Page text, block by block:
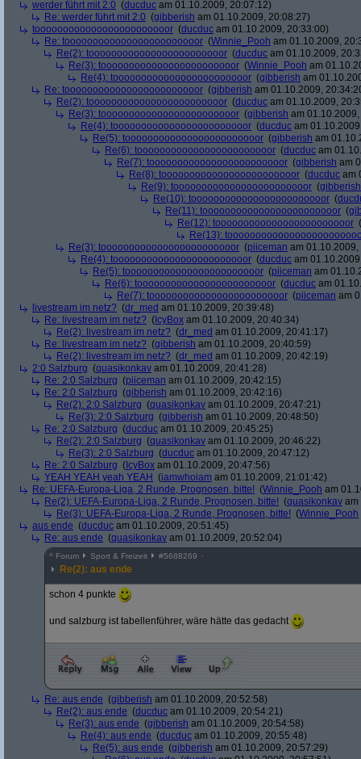
werder führt mit 2:0 (ducduc am 01.10.2009, 20:07:12)
Re: werder führt mit 2:0 (gibberish am 01.10.2009, 20:08:27)
toooooooooooooooooooooooor (ducduc am 01.10.2009, 20:33:00)
Re: toooooooooooooooooooooooor (Winnie_Pooh am 01.10.2009,
Re(2): toooooooooooooooooooooooor (ducduc am 01.10.2009,
Re(3): toooooooooooooooooooooooor (Winnie_Pooh am
Re(4): toooooooooooooooooooooooor (gibberish am
Re: toooooooooooooooooooooooor (gibberish am 01.10.2009,
Re(2): toooooooooooooooooooooooor (ducduc am 01.10.2009,
Re(3): toooooooooooooooooooooooor (gibberish am
Re(4): toooooooooooooooooooooooor (ducduc am
Re(5): toooooooooooooooooooooooor (gibberish am
Re(6): toooooooooooooooooooooooor (ducduc am
Re(7): toooooooooooooooooooooooor (gibberish am
Re(8): toooooooooooooooooooooooor (ducduc am
Re(9): toooooooooooooooooooooooor (gibberish
Re(10): toooooooooooooooooooooooor (
Re(11): toooooooooooooooooooooooor (
Re(12): toooooooooooooooooooooooor (
Re(13):
Re(3): toooooooooooooooooooooooor (piiceman am
Re(4): toooooooooooooooooooooooor (ducduc am
Re(5): toooooooooooooooooooooooor (piiceman am
Re(6): toooooooooooooooooooooooor (ducduc am
Re(7): toooooooooooooooooooooooor (piiceman am
livestream im netz? (dr_med am 01.10.2009, 20:39:48)
Re: livestream im netz? ( IcyBox am 01.10.2009, 20:40:34)
Re(2): livestream im netz? (dr_med am 01.10.2009, 20:41:17)
Re: livestream im netz? (gibberish am 01.10.2009, 20:40:59)
Re(2): livestream im netz? (dr_med am 01.10.2009, 20:42:19)
2:0 Salzburg (quasikonkav am 01.10.2009, 20:41:28)
Re: 2:0 Salzburg (piiceman am 01.10.2009, 20:42:15)
Re: 2:0 Salzburg (gibberish am 01.10.2009, 20:42:16)
Re(2): 2:0 Salzburg (quasikonkav am 01.10.2009, 20:47:21)
Re(3): 2:0 Salzburg (gibberish am 01.10.2009, 20:48:50)
Re: 2:0 Salzburg (ducduc am 01.10.2009, 20:45:25)
Re(2): 2:0 Salzburg (quasikonkav am 01.10.2009, 20:46:22)
Re(3): 2:0 Salzburg (ducduc am 01.10.2009, 20:47:12)
Re: 2:0 Salzburg ( IcyBox am 01.10.2009, 20:47:56)
YEAH YEAH yeah YEAH (iamwhoiam am 01.10.2009, 21:01:42)
Re: UEFA-Europa-Liga, 2 Runde, Prognosen, bitte! (Winnie_Pooh am
Re(2): UEFA-Europa-Liga, 2 Runde, Prognosen, bitte! (quasikonkav am
Re(3): UEFA-Europa-Liga, 2 Runde, Prognosen, bitte! (Winnie_Pooh
aus ende (ducduc am 01.10.2009, 20:51:45)
Re: aus ende (quasikonkav am 01.10.2009, 20:52:04)
^ Forum Sport & Freizeit #5688269
Re(2): aus ende
schon 4 punkte
und salzburg ist tabellenführer, wäre hätte das gedacht
Re: aus ende (gibberish am 01.10.2009, 20:52:58)
Re(2): aus ende (ducduc am 01.10.2009, 20:54:21)
Re(3): aus ende (gibberish am 01.10.2009, 20:54:58)
Re(4): aus ende (ducduc am 01.10.2009, 20:55:48)
Re(5): aus ende (gibberish am 01.10.2009, 20:57:29)